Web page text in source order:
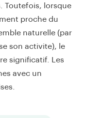
Toutefois, lorsque
proche du
naturelle (par
son activite), le
significatif. Les
avec un